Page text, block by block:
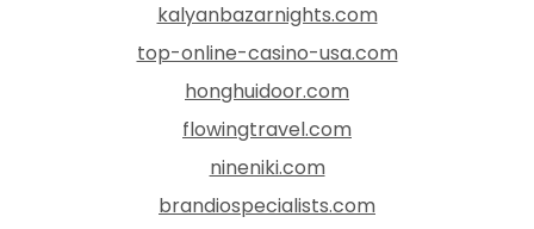
kalyanbazarnights.com
top-online-casino-usa.com
honghuidoor.com
flowingtravel.com
nineniki.com
brandiospecialists.com